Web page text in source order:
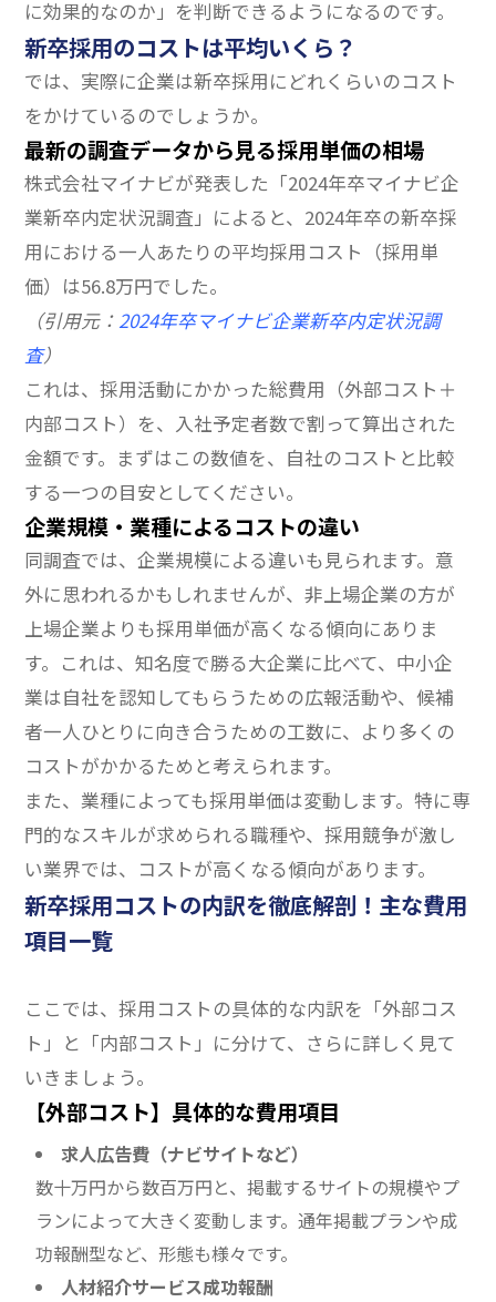
に効果的なのか」を判断できるようになるのです。
新卒採用のコストは平均いくら？
では、実際に企業は新卒採用にどれくらいのコスト
をかけているのでしょうか。
最新の調査データから見る採用単価の相場
株式会社マイナビが発表した「2024年卒マイナビ企
業新卒内定状況調査」によると、2024年卒の新卒採
用における一人あたりの平均採用コスト（採用単
価）は56.8万円でした。
（引用元：2024年卒マイナビ企業新卒内定状況調
査）
これは、採用活動にかかった総費用（外部コスト＋
内部コスト）を、入社予定者数で割って算出された
金額です。まずはこの数値を、自社のコストと比較
する一つの目安としてください。
企業規模・業種によるコストの違い
同調査では、企業規模による違いも見られます。意
外に思われるかもしれませんが、非上場企業の方が
上場企業よりも採用単価が高くなる傾向にありま
す。これは、知名度で勝る大企業に比べて、中小企
業は自社を認知してもらうための広報活動や、候補
者一人ひとりに向き合うための工数に、より多くの
コストがかかるためと考えられます。
また、業種によっても採用単価は変動します。特に専
門的なスキルが求められる職種や、採用競争が激し
い業界では、コストが高くなる傾向があります。
新卒採用コストの内訳を徹底解剖！主な費用
項目一覧
ここでは、採用コストの具体的な内訳を「外部コス
ト」と「内部コスト」に分けて、さらに詳しく見て
いきましょう。
【外部コスト】具体的な費用項目
求人広告費（ナビサイトなど）
数十万円から数百万円と、掲載するサイトの規模やプ
ランによって大きく変動します。通年掲載プランや成
功報酬型など、形態も様々です。
人材紹介サービス成功報酬